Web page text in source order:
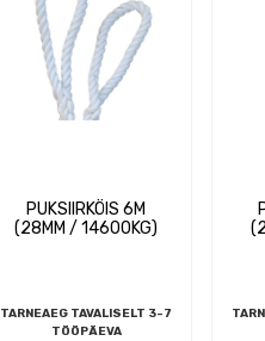
PUKSIIRKÖIS 6M
(28MM / 14600KG)
TARNEAEG TAVALISELT 3-7
TÖÖPÄEVA